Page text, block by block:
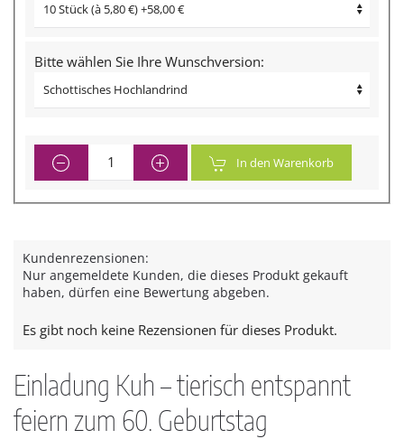
Bitte wählen Sie Ihre Wunschversion:
In den Warenkorb
Kundenrezensionen:
Nur angemeldete Kunden, die dieses Produkt gekauft
haben, dürfen eine Bewertung abgeben.
Es gibt noch keine Rezensionen für dieses Produkt.
Einladung Kuh – tierisch entspannt
feiern zum 60. Geburtstag